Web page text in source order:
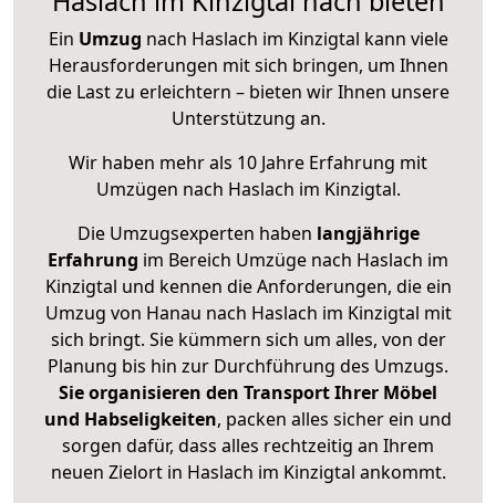
Ein Umzug nach Haslach im Kinzigtal kann viele
Herausforderungen mit sich bringen, um Ihnen
die Last zu erleichtern – bieten wir Ihnen unsere
Unterstützung an.
Wir haben mehr als 10 Jahre Erfahrung mit
Umzügen nach Haslach im Kinzigtal.
Die Umzugsexperten haben langjährige
Erfahrung im Bereich Umzüge nach Haslach im
Kinzigtal und kennen die Anforderungen, die ein
Umzug von Hanau nach Haslach im Kinzigtal mit
sich bringt. Sie kümmern sich um alles, von der
Planung bis hin zur Durchführung des Umzugs.
Sie organisieren den Transport Ihrer Möbel
und Habseligkeiten, packen alles sicher ein und
sorgen dafür, dass alles rechtzeitig an Ihrem
neuen Zielort in Haslach im Kinzigtal ankommt.